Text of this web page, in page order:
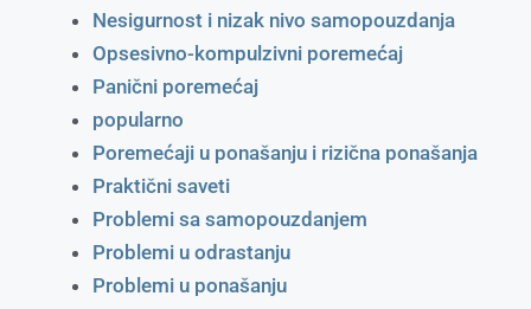
Nesigurnost i nizak nivo samopouzdanja
Opsesivno-kompulzivni poremećaj
Panični poremećaj
popularno
Poremećaji u ponašanju i rizična ponašanja
Praktični saveti
Problemi sa samopouzdanjem
Problemi u odrastanju
Problemi u ponašanju